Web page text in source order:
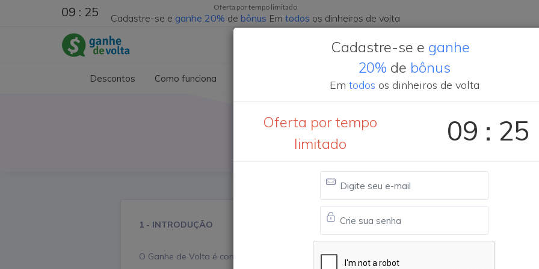
09 : 22 Oferta por tempo limitado
Cadastre-se e ganhe 20% de bônus Em todos os dinheiros de volta
Descontos Como funciona Indique e ganhe Cashback solidário
Política de privacidade
1 - INTRODUÇÃO
O Ganhe de Volta é comprometido com a preservação da privacidade e proteção de dados
Cadastre-se e ganhe
20% de bônus
Em todos os dinheiros de volta
Oferta por tempo
limitado
09 : 22